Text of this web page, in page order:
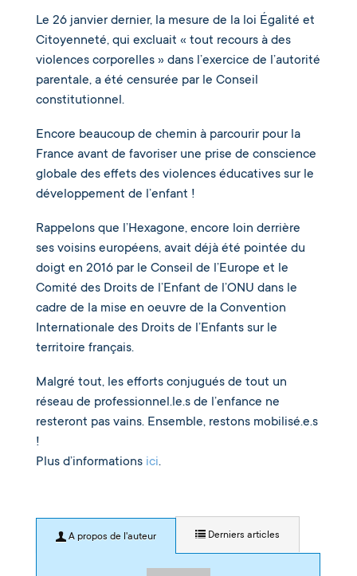
Le 26 janvier dernier, la mesure de la loi Égalité et
Citoyenneté, qui excluait « tout recours à des
violences corporelles » dans l’exercice de l’autorité
parentale, a été censurée par le Conseil
constitutionnel.
Encore beaucoup de chemin à parcourir pour la
France avant de favoriser une prise de conscience
globale des effets des violences éducatives sur le
développement de l’enfant !
Rappelons que l’Hexagone, encore loin derrière
ses voisins européens, avait déjà été pointée du
doigt en 2016 par le Conseil de l’Europe et le
Comité des Droits de l’Enfant de l’ONU dans le
cadre de la mise en oeuvre de la Convention
Internationale des Droits de l’Enfants sur le
territoire français.
Malgré tout, les efforts conjugués de tout un
réseau de professionnel.le.s de l’enfance ne
resteront pasvains. Ensemble, restons mobilisé.e.s
!
Plus d’informations ici.
A propos de l'auteur Derniers articles